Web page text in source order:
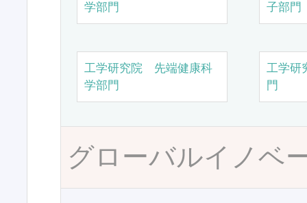
学部門
子部門
工学研究院 先端健康科
学部門
工学研
門
グローバルイノベ